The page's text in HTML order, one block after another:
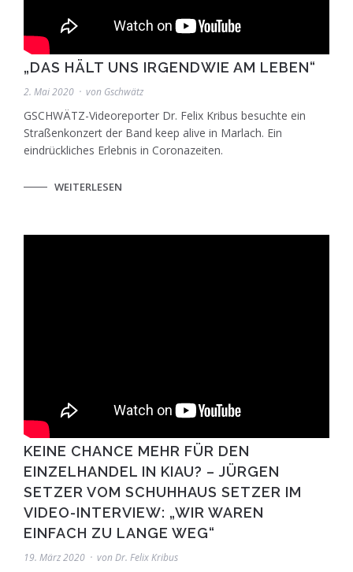
„DAS HÄLT UNS IRGENDWIE AM LEBEN“
2. Mai 2020 von Gschwätz
GSCHWÄTZ-Videoreporter Dr. Felix Kribus besuchte ein
Straßenkonzert der Band keep alive in Marlach. Ein
eindrückliches Erlebnis in Coronazeiten.
WEITERLESEN
KEINE CHANCE MEHR FÜR DEN
EINZELHANDEL IN KIAU? – JÜRGEN
SETZER VOM SCHUHHAUS SETZER IM
VIDEO-INTERVIEW: „WIR WAREN
EINFACH ZU LANGE WEG“
19. März 2020 von Dr. Felix Kribus